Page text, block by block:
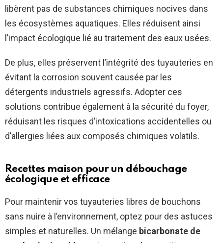
libèrent pas de substances chimiques nocives dans
les écosystèmes aquatiques. Elles réduisent ainsi
l’impact écologique lié au traitement des eaux usées.
De plus, elles préservent l’intégrité des tuyauteries en
évitant la corrosion souvent causée par les
détergents industriels agressifs. Adopter ces
solutions contribue également à la sécurité du foyer,
réduisant les risques d’intoxications accidentelles ou
d’allergies liées aux composés chimiques volatils.
Recettes maison pour un débouchage
écologique et efficace
Pour maintenir vos tuyauteries libres de bouchons
sans nuire à l’environnement, optez pour des astuces
simples et naturelles. Un mélange bicarbonate de